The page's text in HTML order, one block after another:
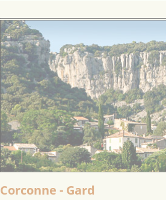
Corconne - Gard